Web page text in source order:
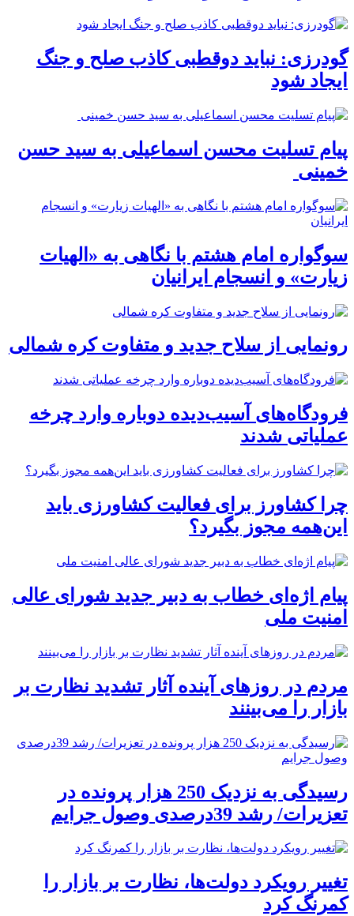
گودرزی: نباید دوقطبی کاذب صلح و جنگ
ایجاد شود
پیام تسلیت محسن اسماعیلی به سید حسن
خمینی
سوگواره امام هشتم با نگاهی به «الهیات
زیارت» و انسجام ایرانیان
رونمایی از سلاح جدید و متفاوت کره شمالی
فرودگاه‌های آسیب‌دیده دوباره وارد چرخه
عملیاتی شدند
چرا کشاورز برای فعالیت کشاورزی باید
این‌همه مجوز بگیرد؟
پیام اژه‌ای خطاب به دبیر جدید شورای عالی
امنیت ملی
مردم در روزهای آینده آثار تشدید نظارت بر
بازار را می‌بینند
رسیدگی به نزدیک 250 هزار پرونده در
تعزیرات/ رشد 39درصدی وصول جرایم
تغییر رویکرد دولت‌ها، نظارت بر بازار را
کمرنگ کرد